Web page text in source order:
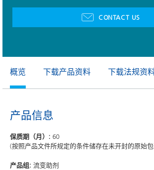
CONTACT US
概览 下载产品资料 下载法规资
产品信息
保质期（月）: 60
(按照产品文件所规定的条件储存在未开封的原始
产品组: 流变助剂